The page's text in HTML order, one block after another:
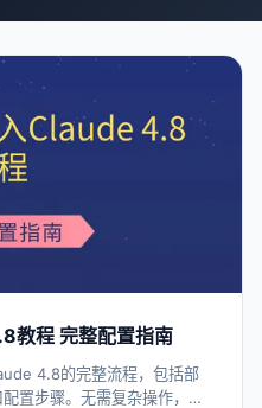
教程 完整配置指南
4.8的完整流程，包括部
置步骤。无需复杂操作，新